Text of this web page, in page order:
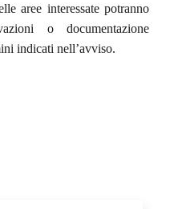
aree interessate potranno
o documentazione
indicati nell’avviso.